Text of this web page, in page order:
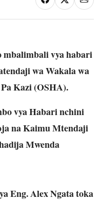
mbalimbali vya habari
wa Wakala wa
Kazi (OSHA).
vya Habari nchini
na Kaimu Mtendaji
Mwenda
Eng. Alex Ngata toka